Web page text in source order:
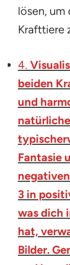
lösen, um
Krafttiere
4.
beiden
und
Fantasie
3 in
was dich
hat,
Bilder.